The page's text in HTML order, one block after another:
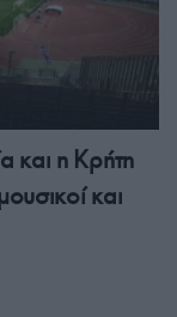
η Κρήτη
και